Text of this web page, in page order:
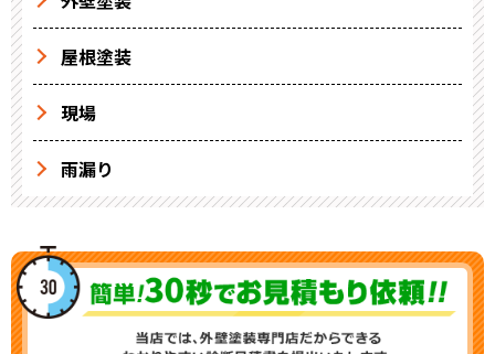
屋根塗装
現場
雨漏り